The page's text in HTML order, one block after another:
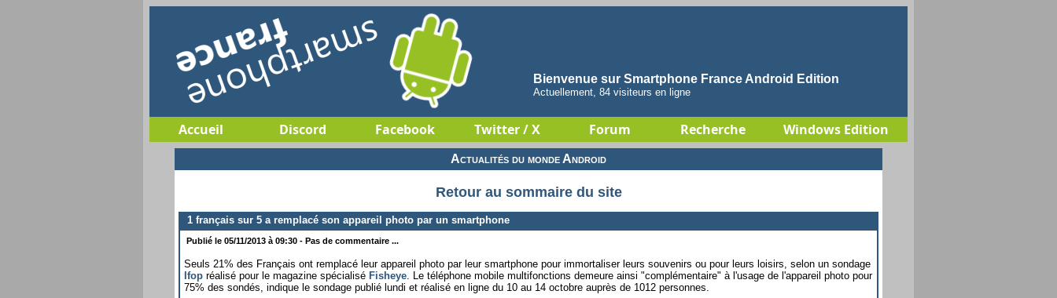
Bienvenue sur Smartphone France Android Edition
Actuellement, 84 visiteurs en ligne
Accueil Discord Facebook Twitter / X Forum Recherche Windows Edition
Actualités du monde Android
Retour au sommaire du site
1 français sur 5 a remplacé son appareil photo par un smartphone
Publié le 05/11/2013 à 09:30 - Pas de commentaire ...
Seuls 21% des Français ont remplacé leur appareil photo par leur smartphone pour immortaliser leurs souvenirs ou pour leurs loisirs, selon un sondage
Ifop réalisé pour le magazine spécialisé Fisheye . Le téléphone mobile multifonctions demeure ainsi "complémentaire" à l'usage de l'appareil photo pour
75% des sondés, indique le sondage publié lundi et réalisé en ligne du 10 au 14 octobre auprès de 1012 personnes.